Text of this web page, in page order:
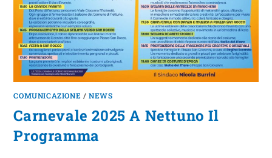
COMUNICAZIONE /NEWS
Carnevale 2025 A Nettuno Il
Programma